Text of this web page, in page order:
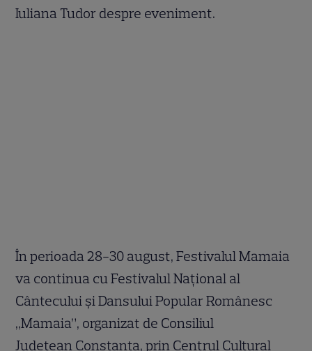
Iuliana Tudor despre eveniment.
În perioada 28-30 august, Festivalul Mamaia
va continua cu Festivalul Naţional al
Cântecului şi Dansului Popular Românesc
„Mamaia”, organizat de Consiliul
Judetean Constanta, prin Centrul Cultural